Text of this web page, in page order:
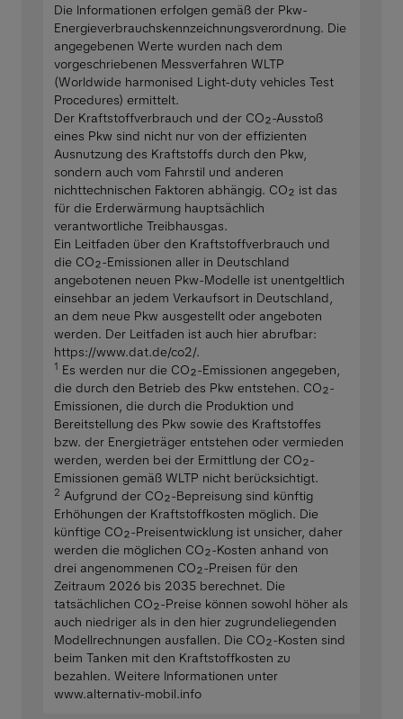
Die Informationen erfolgen gemäß der Pkw-
Energieverbrauchskennzeichnungsverordnung. Die
angegebenen Werte wurden nach dem
vorgeschriebenen Messverfahren WLTP
(Worldwide harmonised Light-duty vehicles Test
Procedures) ermittelt.
Der Kraftstoffverbrauch und der CO₂-Ausstoß
eines Pkw sind nicht nur von der effizienten
Ausnutzung des Kraftstoffs durch den Pkw,
sondern auch vom Fahrstil und anderen
nichttechnischen Faktoren abhängig. CO₂ ist das
für die Erderwärmung hauptsächlich
verantwortliche Treibhausgas.
Ein Leitfaden über den Kraftstoffverbrauch und
die CO₂-Emissionen aller in Deutschland
angebotenen neuen Pkw-Modelle ist unentgeltlich
einsehbar an jedem Verkaufsort in Deutschland,
an dem neue Pkw ausgestellt oder angeboten
werden. Der Leitfaden ist auch hier abrufbar:
https://www.dat.de/co2/.
1 Es werden nur die CO₂-Emissionen angegeben,
die durch den Betrieb des Pkw entstehen. CO₂-
Emissionen, die durch die Produktion und
Bereitstellung des Pkw sowie des Kraftstoffes
bzw. der Energieträger entstehen oder vermieden
werden, werden bei der Ermittlung der CO₂-
Emissionen gemäß WLTP nicht berücksichtigt.
2 Aufgrund der CO₂-Bepreisung sind künftig
Erhöhungen der Kraftstoffkosten möglich. Die
künftige CO₂-Preisentwicklung ist unsicher, daher
werden die möglichen CO₂-Kosten anhand von
drei angenommenen CO₂-Preisen für den
Zeitraum 2026 bis 2035 berechnet. Die
tatsächlichen CO₂-Preise können sowohl höher als
auch niedriger als in den hier zugrundeliegenden
Modellrechnungen ausfallen. Die CO₂-Kosten sind
beim Tanken mit den Kraftstoffkosten zu
bezahlen. Weitere Informationen unter
www.alternativ-mobil.info